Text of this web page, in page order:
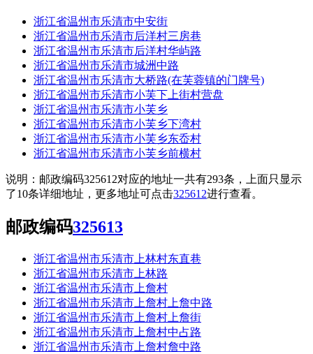
浙江省温州市乐清市中安街
浙江省温州市乐清市后洋村三房巷
浙江省温州市乐清市后洋村华屿路
浙江省温州市乐清市城洲中路
浙江省温州市乐清市大桥路(在芙蓉镇的门牌号)
浙江省温州市乐清市小芙下上街村营盘
浙江省温州市乐清市小芙乡
浙江省温州市乐清市小芙乡下湾村
浙江省温州市乐清市小芙乡东岙村
浙江省温州市乐清市小芙乡前横村
说明：邮政编码325612对应的地址一共有293条，上面只显示
了10条详细地址，更多地址可点击325612进行查看。
邮政编码325613
浙江省温州市乐清市上林村东直巷
浙江省温州市乐清市上林路
浙江省温州市乐清市上詹村
浙江省温州市乐清市上詹村上詹中路
浙江省温州市乐清市上詹村上詹街
浙江省温州市乐清市上詹村中占路
浙江省温州市乐清市上詹村詹中路